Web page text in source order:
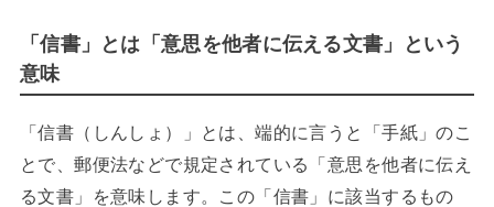
「信書」とは「意思を他者に伝える文書」という
意味
「信書（しんしょ）」とは、端的に言うと「手紙」のこ
とで、郵便法などで規定されている「意思を他者に伝え
る文書」を意味します。この「信書」に該当するもの